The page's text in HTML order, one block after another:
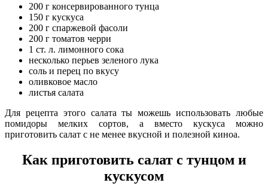
200 г консервированного тунца
150 г кускуса
200 г спаржевой фасоли
200 г томатов черри
1 ст. л. лимонного сока
несколько перьев зеленого лука
соль и перец по вкусу
оливковое масло
листья салата
Для рецепта этого салата ты можешь использовать любые
помидоры мелких сортов, а вместо кускуса можно
приготовить салат с не менее вкусной и полезной киноа.
Как приготовить салат с тунцом и
кускусом